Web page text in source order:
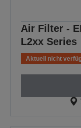
Air Filter -
L2xx Series
Aktuell nicht